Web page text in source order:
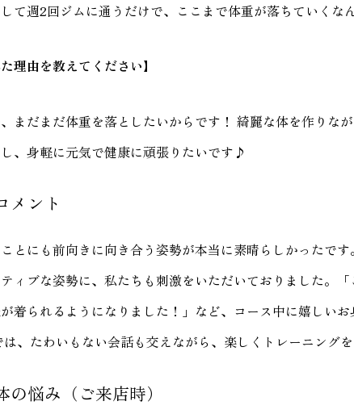
て週2回ジムに通うだけで、ここまで体重が落ちていくな
理由を教えてください】
まだまだ体重を落としたいからです！ 綺麗な体を作りな
、身軽に元気で健康に頑張りたいです♪
メント
とにも前向きに向き合う姿勢が本当に素晴らしかったで
ィブな姿勢に、私たちも刺激をいただいておりました。
が着られるようになりました！」など、コース中に嬉しい
、たわいもない会話も交えながら、楽しくトレーニング
の悩み（ご来店時）